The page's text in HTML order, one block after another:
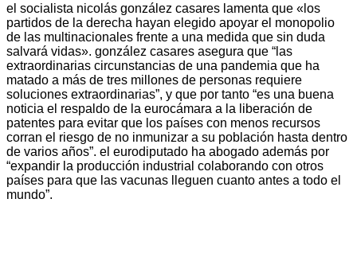
el socialista nicolás gonzález casares lamenta que «los
partidos de la derecha hayan elegido apoyar el monopolio
de las multinacionales frente a una medida que sin duda
salvará vidas». gonzález casares asegura que “las
extraordinarias circunstancias de una pandemia que ha
matado a más de tres millones de personas requiere
soluciones extraordinarias”, y que por tanto “es una buena
noticia el respaldo de la eurocámara a la liberación de
patentes para evitar que los países con menos recursos
corran el riesgo de no inmunizar a su población hasta dentro
de varios años”. el eurodiputado ha abogado además por
“expandir la producción industrial colaborando con otros
países para que las vacunas lleguen cuanto antes a todo el
mundo”.